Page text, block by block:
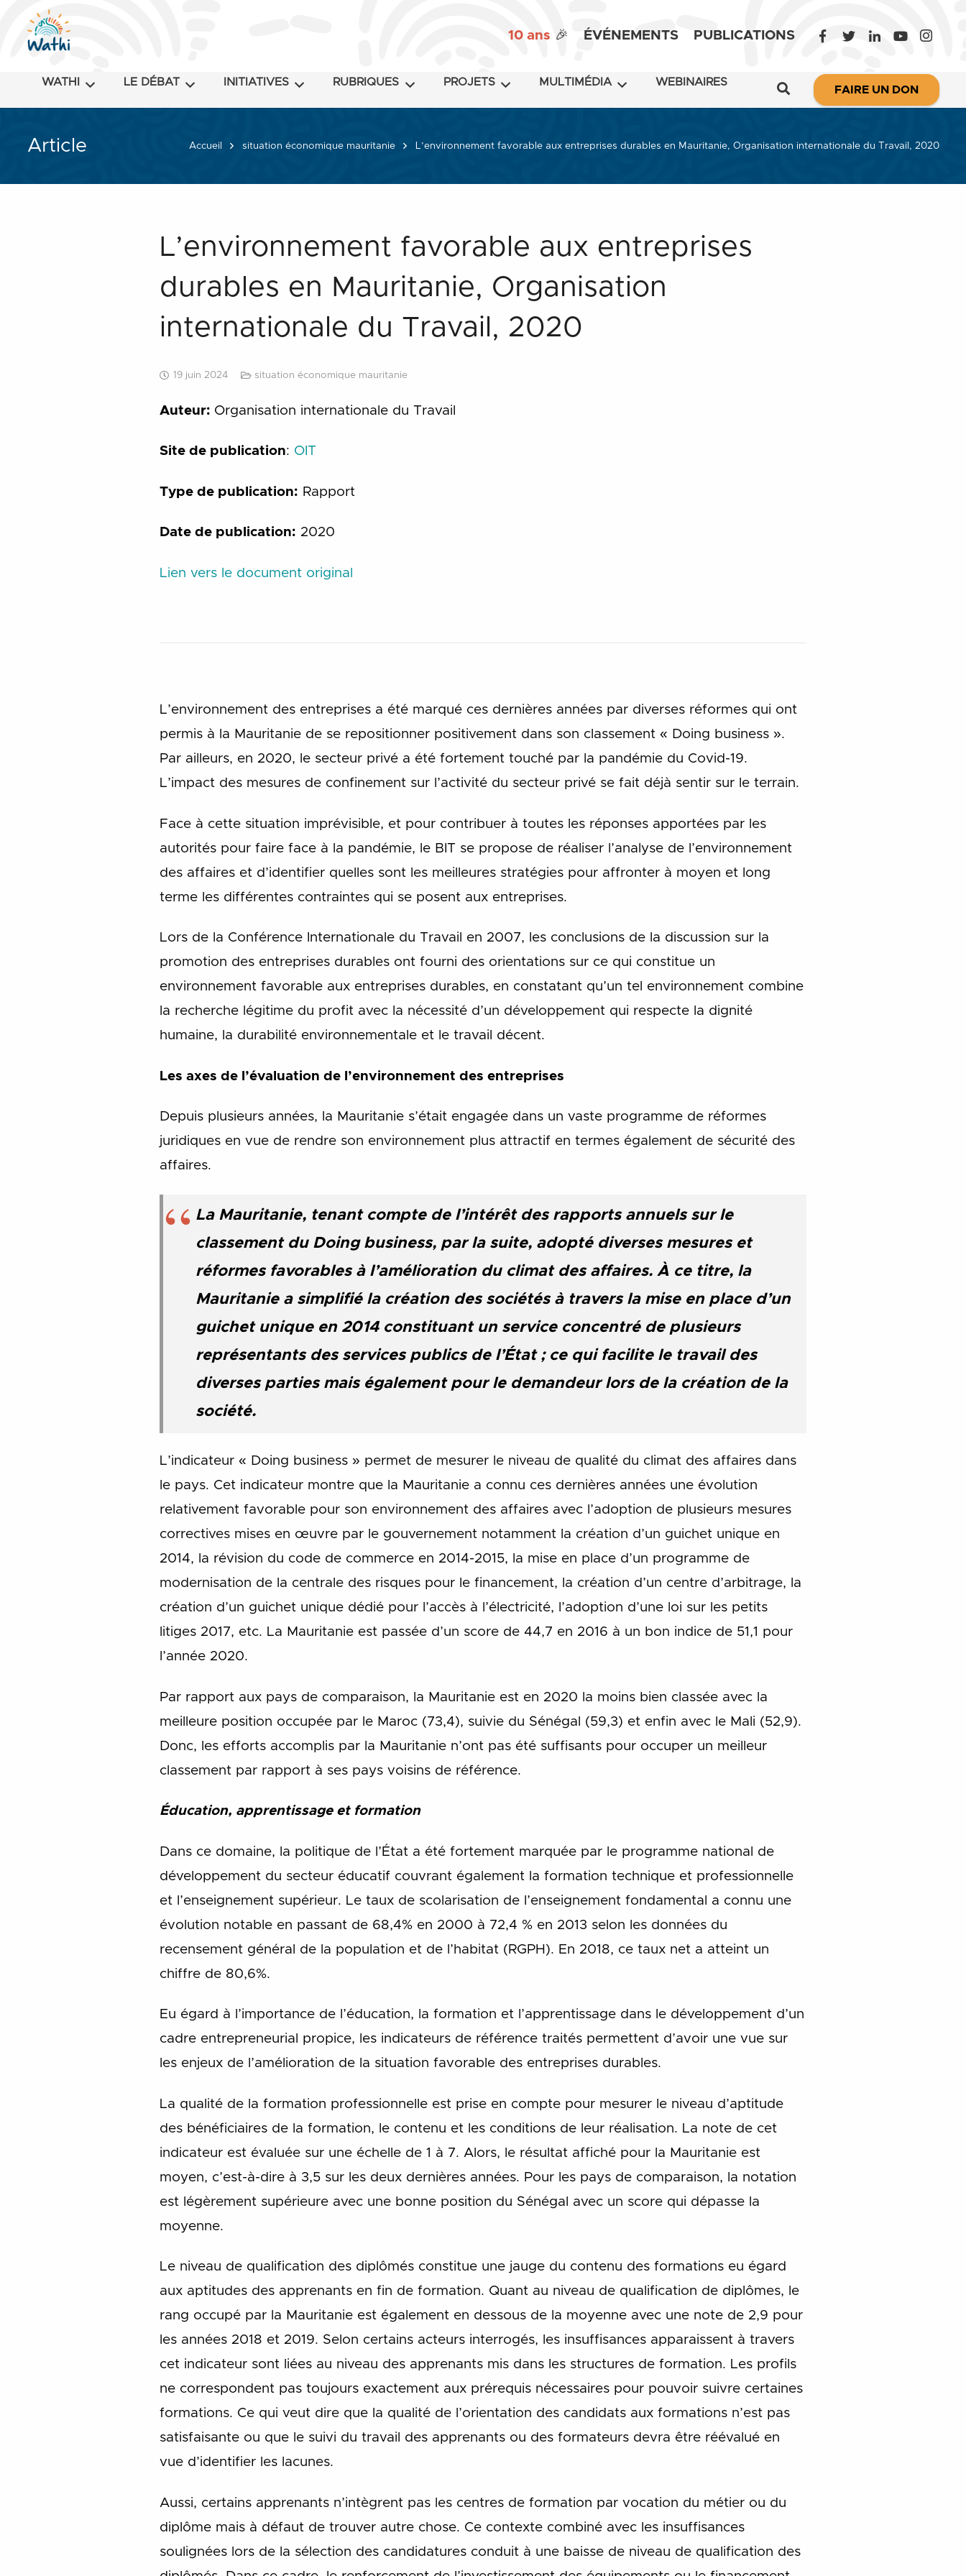
10 ans 🎉 ÉVÉNEMENTS PUBLICATIONS
WATHI LE DÉBAT INITIATIVES RUBRIQUES PROJETS MULTIMÉDIA WEBINAIRES
FAIRE UN DON
Article Accueil situation économique mauritanie L’environnement favorable aux entreprises durables en Mauritanie, Organisation internationale du Travail, 2020
L’environnement favorable aux entreprises
durables en Mauritanie, Organisation
internationale du Travail, 2020
19 juin 2024 situation économique mauritanie
Auteur: Organisation internationale du Travail
Site de publication: OIT
Type de publication: Rapport
Date de publication: 2020
Lien vers le document original
L’environnement des entreprises a été marqué ces dernières années par diverses réformes qui ont
permis à la Mauritanie de se repositionner positivement dans son classement « Doing business ».
Par ailleurs, en 2020, le secteur privé a été fortement touché par la pandémie du Covid-19.
L’impact des mesures de confinement sur l’activité du secteur privé se fait déjà sentir sur le terrain.
Face à cette situation imprévisible, et pour contribuer à toutes les réponses apportées par les
autorités pour faire face à la pandémie, le BIT se propose de réaliser l’analyse de l’environnement
des affaires et d’identifier quelles sont les meilleures stratégies pour affronter à moyen et long
terme les différentes contraintes qui se posent aux entreprises.
Lors de la Conférence Internationale du Travail en 2007, les conclusions de la discussion sur la
promotion des entreprises durables ont fourni des orientations sur ce qui constitue un
environnement favorable aux entreprises durables, en constatant qu’un tel environnement combine
la recherche légitime du profit avec la nécessité d’un développement qui respecte la dignité
humaine, la durabilité environnementale et le travail décent.
Les axes de l’évaluation de l’environnement des entreprises
Depuis plusieurs années, la Mauritanie s’était engagée dans un vaste programme de réformes
juridiques en vue de rendre son environnement plus attractif en termes également de sécurité des
affaires.
La Mauritanie, tenant compte de l’intérêt des rapports annuels sur le
classement du Doing business, par la suite, adopté diverses mesures et
réformes favorables à l’amélioration du climat des affaires. À ce titre, la
Mauritanie a simplifié la création des sociétés à travers la mise en place d’un
guichet unique en 2014 constituant un service concentré de plusieurs
représentants des services publics de l’État ; ce qui facilite le travail des
diverses parties mais également pour le demandeur lors de la création de la
société.
L’indicateur « Doing business » permet de mesurer le niveau de qualité du climat des affaires dans
le pays. Cet indicateur montre que la Mauritanie a connu ces dernières années une évolution
relativement favorable pour son environnement des affaires avec l’adoption de plusieurs mesures
correctives mises en œuvre par le gouvernement notamment la création d’un guichet unique en
2014, la révision du code de commerce en 2014-2015, la mise en place d’un programme de
modernisation de la centrale des risques pour le financement, la création d’un centre d’arbitrage, la
création d’un guichet unique dédié pour l’accès à l’électricité, l’adoption d’une loi sur les petits
litiges 2017, etc. La Mauritanie est passée d’un score de 44,7 en 2016 à un bon indice de 51,1 pour
l’année 2020.
Par rapport aux pays de comparaison, la Mauritanie est en 2020 la moins bien classée avec la
meilleure position occupée par le Maroc (73,4), suivie du Sénégal (59,3) et enfin avec le Mali (52,9).
Donc, les efforts accomplis par la Mauritanie n’ont pas été suffisants pour occuper un meilleur
classement par rapport à ses pays voisins de référence.
Éducation, apprentissage et formation
Dans ce domaine, la politique de l’État a été fortement marquée par le programme national de
développement du secteur éducatif couvrant également la formation technique et professionnelle
et l’enseignement supérieur. Le taux de scolarisation de l’enseignement fondamental a connu une
évolution notable en passant de 68,4% en 2000 à 72,4 % en 2013 selon les données du
recensement général de la population et de l’habitat (RGPH). En 2018, ce taux net a atteint un
chiffre de 80,6%.
Eu égard à l’importance de l’éducation, la formation et l’apprentissage dans le développement d’un
cadre entrepreneurial propice, les indicateurs de référence traités permettent d’avoir une vue sur
les enjeux de l’amélioration de la situation favorable des entreprises durables.
La qualité de la formation professionnelle est prise en compte pour mesurer le niveau d’aptitude
des bénéficiaires de la formation, le contenu et les conditions de leur réalisation. La note de cet
indicateur est évaluée sur une échelle de 1 à 7. Alors, le résultat affiché pour la Mauritanie est
moyen, c’est-à-dire à 3,5 sur les deux dernières années. Pour les pays de comparaison, la notation
est légèrement supérieure avec une bonne position du Sénégal avec un score qui dépasse la
moyenne.
Le niveau de qualification des diplômés constitue une jauge du contenu des formations eu égard
aux aptitudes des apprenants en fin de formation. Quant au niveau de qualification de diplômes, le
rang occupé par la Mauritanie est également en dessous de la moyenne avec une note de 2,9 pour
les années 2018 et 2019. Selon certains acteurs interrogés, les insuffisances apparaissent à travers
cet indicateur sont liées au niveau des apprenants mis dans les structures de formation. Les profils
ne correspondent pas toujours exactement aux prérequis nécessaires pour pouvoir suivre certaines
formations. Ce qui veut dire que la qualité de l’orientation des candidats aux formations n’est pas
satisfaisante ou que le suivi du travail des apprenants ou des formateurs devra être réévalué en
vue d’identifier les lacunes.
Aussi, certains apprenants n’intègrent pas les centres de formation par vocation du métier ou du
diplôme mais à défaut de trouver autre chose. Ce contexte combiné avec les insuffisances
soulignées lors de la sélection des candidatures conduit à une baisse de niveau de qualification des